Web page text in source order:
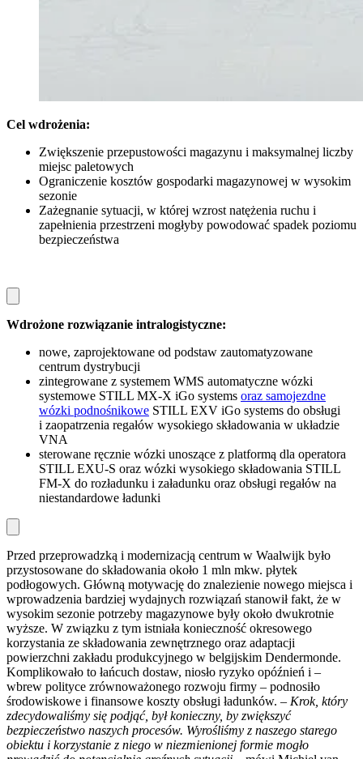
Cel wdrożenia:
Zwiększenie przepustowości magazynu i maksymalnej liczby
miejsc paletowych
Ograniczenie kosztów gospodarki magazynowej w wysokim
sezonie
Zażegnanie sytuacji, w której wzrost natężenia ruchu i
zapełnienia przestrzeni mogłyby powodować spadek poziomu
bezpieczeństwa
Wdrożone rozwiązanie intralogistyczne:
nowe, zaprojektowane od podstaw zautomatyzowane
centrum dystrybucji
zintegrowane z systemem WMS automatyczne wózki
systemowe STILL MX-X iGo systems oraz samojezdne
wózki podnośnikowe STILL EXV iGo systems do obsługi
i zaopatrzenia regałów wysokiego składowania w układzie
VNA
sterowane ręcznie wózki unoszące z platformą dla operatora
STILL EXU-S oraz wózki wysokiego składowania STILL
FM-X do rozładunku i załadunku oraz obsługi regałów na
niestandardowe ładunki
Przed przeprowadzką i modernizacją centrum w Waalwijk było
przystosowane do składowania około 1 mln mkw. płytek
podłogowych. Główną motywację do znalezienie nowego miejsca i
wprowadzenia bardziej wydajnych rozwiązań stanowił fakt, że w
wysokim sezonie potrzeby magazynowe były około dwukrotnie
wyższe. W związku z tym istniała konieczność okresowego
korzystania ze składowania zewnętrznego oraz adaptacji
powierzchni zakładu produkcyjnego w belgijskim Dendermonde.
Komplikowało to łańcuch dostaw, niosło ryzyko opóźnień i –
wbrew polityce zrównoważonego rozwoju firmy – podnosiło
środowiskowe i finansowe koszty obsługi ładunków. – Krok, który
zdecydowaliśmy się podjąć, był konieczny, by zwiększyć
bezpieczeństwo naszych procesów. Wyrośliśmy z naszego starego
obiektu i korzystanie z niego w niezmienionej formie mogło